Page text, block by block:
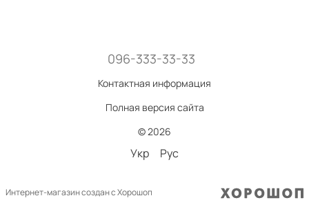
096-333-33-33
Контактная информация
Полная версия сайта
© 2026
Укр Рус
Интернет-магазин создан с Хорошоп